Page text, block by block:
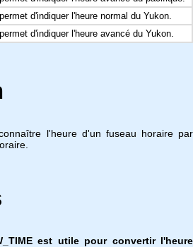
d'indiquer l'heure normal du Yukon.
d'indiquer l'heure avancé du Yukon.
l'heure d'un fuseau horaire par
est utile pour convertir l'heure